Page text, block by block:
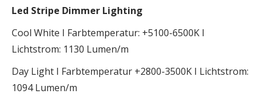
Led Stripe Dimmer Lighting
Cool White I Farbtemperatur: +5100-6500K I
Lichtstrom: 1130 Lumen/m
Day Light I Farbtemperatur +2800-3500K I Lichtstrom:
1094 Lumen/m